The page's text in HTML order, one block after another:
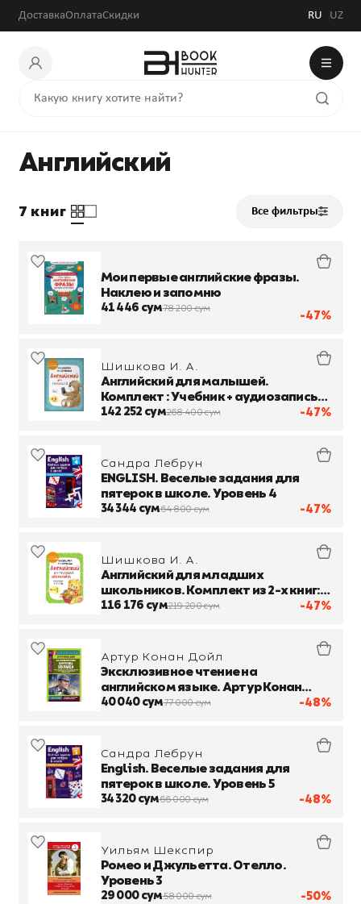
ДоставкаОплатаСкидки RU UZ
Английский
7 книг Все фильтры
-47%
Мои первые английские фразы.
Наклею и запомню
41 446 сум78 200 сум
-47%
Шишкова И. А.
Английский для малышей.
Комплект : Учебник + аудиозапись
по QR-коду, и рабочая тетрадь
142 252 сум268 400 сум
-47%
Сандра Лебрун
ENGLISH. Веселые задания для
пятерок в школе. Уровень 4
34 344 сум64 800 сум
-47%
Шишкова И. А.
Английский для младших
школьников. Комплект из 2-х книг:
рабочая тетрадь, части 1-2
116 176 сум219 200 сум
-48%
Артур Конан Дойл
Эксклюзивное чтение на
английском языке. Артур Конан
Дойл. Все приключения Шерлока
40 040 сум77 000 сум
-48%
Сандра Лебрун
English. Веселые задания для
пятерок в школе. Уровень 5
34 320 сум66 000 сум
-50%
Уильям Шекспир
Ромео и Джульетта. Отелло.
Уровень 3
29 000 сум58 000 сум